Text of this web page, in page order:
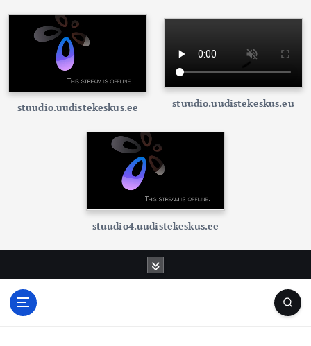
stuudio.uudistekeskus.ee stuudio.uudistekeskus.eu
stuudio4.uudistekeskus.ee